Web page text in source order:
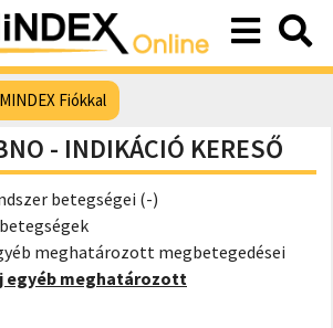
Fiókkal
- INDIKÁCIÓ KERESŐ
betegségei (-)
meghatározott megbetegedései
egyéb meghatározott